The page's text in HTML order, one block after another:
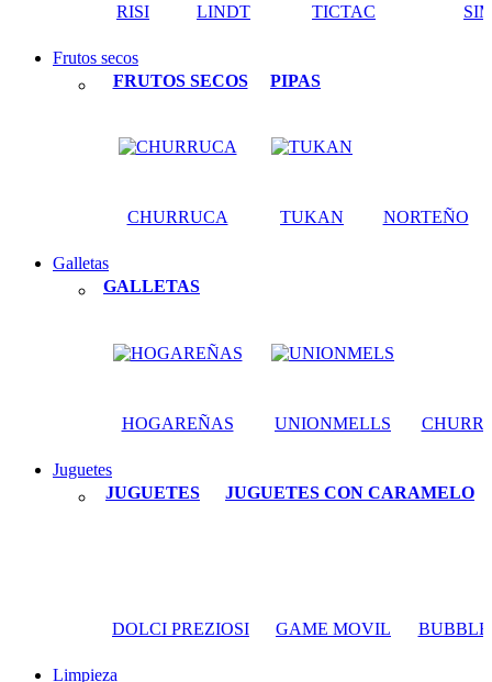
RISI LINDT TICTAC
Frutos secos
FRUTOS SECOS
PIPAS
CHURRUCA TUKAN NORTEÑO
Galletas
GALLETAS
HOGAREÑAS UNIONMELLS
Juguetes
JUGUETES
JUGUETES CON CARAMELO
DOLCI PREZIOSI GAME MOVIL
Limpieza